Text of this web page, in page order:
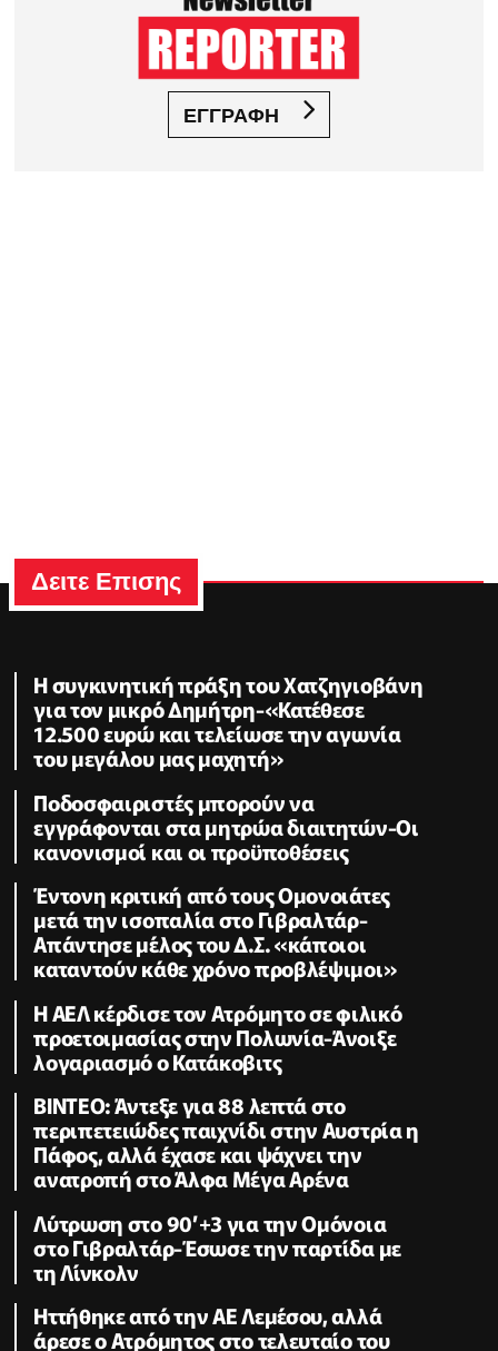
ΕΓΓΡΑΦΗ
Δειτε Επισης
Η συγκινητική πράξη του Χατζηγιοβάνη
για τον μικρό Δημήτρη-«Κατέθεσε
12.500 ευρώ και τελείωσε την αγωνία
του μεγάλου μας μαχητή»
Ποδοσφαιριστές μπορούν να
εγγράφονται στα μητρώα διαιτητών-Οι
κανονισμοί και οι προϋποθέσεις
Έντονη κριτική από τους Ομονοιάτες
μετά την ισοπαλία στο Γιβραλτάρ-
Απάντησε μέλος του Δ.Σ. «κάποιοι
καταντούν κάθε χρόνο προβλέψιμοι»
Η ΑΕΛ κέρδισε τον Ατρόμητο σε φιλικό
προετοιμασίας στην Πολωνία-Άνοιξε
λογαριασμό ο Κατάκοβιτς
ΒΙΝΤΕΟ: Άντεξε για 88 λεπτά στο
περιπετειώδες παιχνίδι στην Αυστρία η
Πάφος, αλλά έχασε και ψάχνει την
ανατροπή στο Άλφα Μέγα Αρένα
Λύτρωση στο 90’+3 για την Ομόνοια
στο Γιβραλτάρ-Έσωσε την παρτίδα με
τη Λίνκολν
Ηττήθηκε από την ΑΕ Λεμέσου, αλλά
άρεσε ο Ατρόμητος στο τελευταίο του